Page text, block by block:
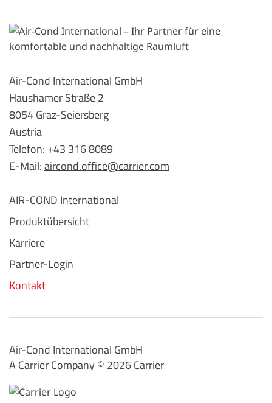
Air-Cond International GmbH
Haushamer Straße 2
8054 Graz-Seiersberg
Austria
Telefon: +43 316 8089
E-Mail:aircond.office@carrier.com
AIR-COND International
Produktübersicht
Karriere
Partner-Login
Kontakt
Air-Cond International GmbH
A Carrier Company ©️ 2026Carrier